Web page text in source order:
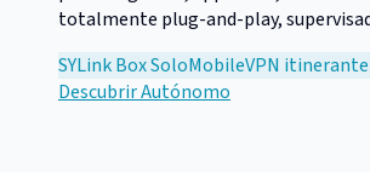
totalmente plug-and-play,
SYLink Box SoloMobileVPN itinerante
DescubrirAutónomo